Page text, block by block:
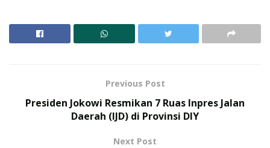
Previous Post
Presiden Jokowi Resmikan 7 Ruas Inpres Jalan
Daerah (IJD) di Provinsi DIY
Next Post